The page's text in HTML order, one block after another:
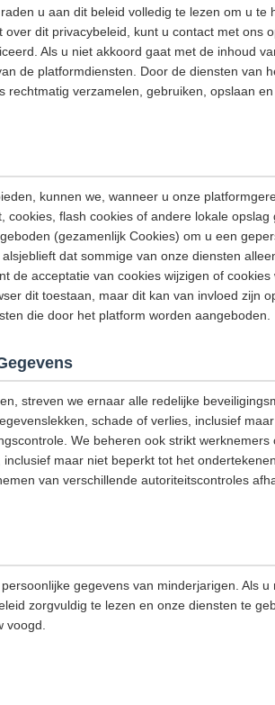
u aan dit beleid volledig te lezen om u te
dit privacybeleid, kunt u contact met ons
Als u niet akkoord gaat met de inhoud
de platformdiensten. Door de diensten van
verzamelen, gebruiken, opslaan
kunnen we, wanneer u onze
flash cookies of andere lokale
(gezamenlijk Cookies) om u een
dat sommige van onze diensten
de acceptatie van cookies wijzigen of cookies
dit toestaan, maar dit kan van invloed zijn
die door het platform worden aangeboden.
streven we ernaar alle redelijke
schade of verlies, inclusief maar
We beheren ook strikt werknemers
maar niet beperkt tot het
van verschillende autoriteitscontroles
gegevens van minderjarigen. Als u
zorgvuldig te lezen en onze diensten te
voogd.